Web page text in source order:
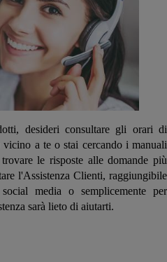
desideri consultare gli orari di
a te o stai cercando i manuali
le risposte alle domande più
l'Assistenza Clienti, raggiungibile
media o semplicemente per
sarà lieto di aiutarti.